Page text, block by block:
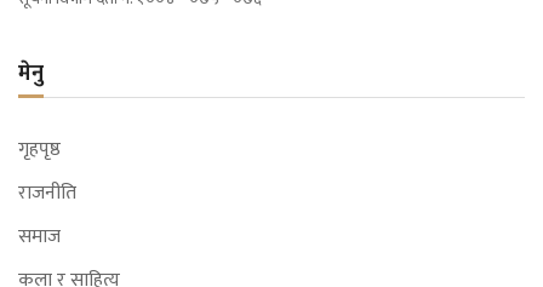
मेनु
गृहपृष्ठ
राजनीति
समाज
कला र साहित्य